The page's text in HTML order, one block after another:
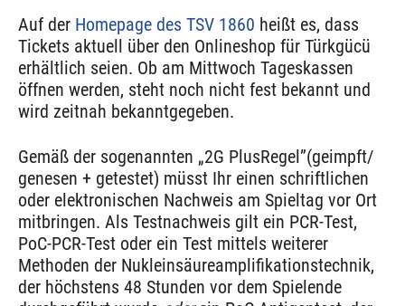
Auf der Homepage des TSV 1860 heißt es, dass
Tickets aktuell über den Onlineshop für Türkgücü
erhältlich seien. Ob am Mittwoch Tageskassen
öffnen werden, steht noch nicht fest bekannt und
wird zeitnah bekanntgegeben.
Gemäß der sogenannten „2G PlusRegel”(geimpft/
genesen + getestet) müsst Ihr einen schriftlichen
oder elektronischen Nachweis am Spieltag vor Ort
mitbringen. Als Testnachweis gilt ein PCR-Test,
PoC-PCR-Test oder ein Test mittels weiterer
Methoden der Nukleinsäureamplifikationstechnik,
der höchstens 48 Stunden vor dem Spielende